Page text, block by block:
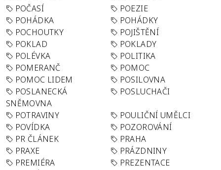
POČASÍ
POEZIE
POHÁDKA
POHÁDKY
POCHOUTKY
POJIŠTĚNÍ
POKLAD
POKLADY
POLÉVKA
POLITIKA
POMERANČ
POMOC
POMOC LIDEM
POSILOVNA
POSLANECKÁ
SNĚMOVNA
POSLUCHAČI
POTRAVINY
POULIČNÍ UMĚLCI
POVÍDKA
POZOROVÁNÍ
PR ČLÁNEK
PRAHA
PRAXE
PRÁZDNINY
PREMIÉRA
PREZENTACE